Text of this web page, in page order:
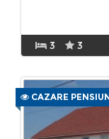
3 3
CAZARE